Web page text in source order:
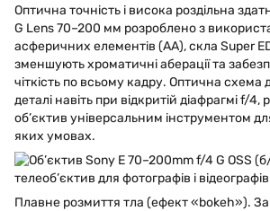
Оптична точність і висока роздільна
G Lens 70–200 мм розроблено з
асферичних елементів (AA), скла Super
зменшують хроматичні аберації та
чіткість по всьому кадру. Оптична схема
деталі навіть при відкритій діафрагмі f/
об’єктив універсальним інструментом
яких умовах.
Плавне розмиття тла (ефект «bokeh»).